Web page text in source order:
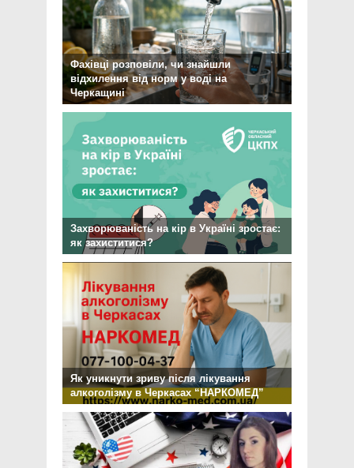
Фахівці розповіли, чи знайшли
відхилення від норм у воді на
Черкащині
Захворюваність на кір в Україні зростає:
як захиститися?
Як уникнути зриву після лікування
алкоголізму в Черкасах “НАРКОМЕД”